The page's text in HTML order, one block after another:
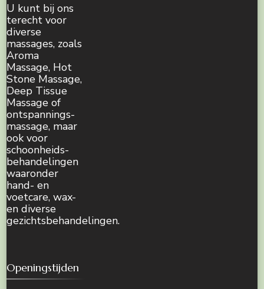
U kunt bij ons
terecht voor
diverse
massages, zoals
Aroma
Massage, Hot
Stone Massage,
Deep Tissue
Massage of
ontspannings-
massage, maar
ook voor
schoonheids-
behandelingen
waaronder
hand- en
voetcare, wax-
en diverse
gezichtsbehandelingen.
Openingstijden